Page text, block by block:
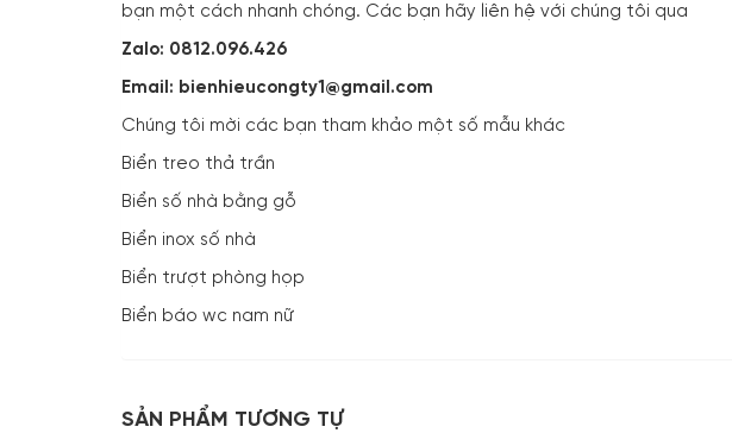
bạn một cách nhanh chóng. Các bạn hãy liên hệ với chúng tôi qua
Zalo: 0812.096.426
Email: bienhieucongty1@gmail.com
Chúng tôi mời các bạn tham khảo một số mẫu khác
Biển treo thả trần
Biển số nhà bằng gỗ
Biển inox số nhà
Biển trượt phòng họp
Biển báo wc nam nữ
SẢN PHẨM TƯƠNG TỰ